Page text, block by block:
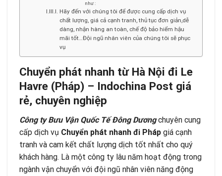
như :
Hãy đến với chúng tôi để được cung cấp dịch vụ
chất lượng, giá cả cạnh tranh, thủ tục đơn giản,dễ
dàng, nhận hàng an toàn, chế độ bảo hiểm hậu
mãi tốt…Đội ngũ nhân viên của chúng tôi sẽ phục
vụ
Chuyển phát nhanh từ Hà Nội đi Le
Havre (Pháp) – Indochina Post giá
rẻ, chuyên nghiệp
Công ty Bưu Vận Quốc Tế Đông Dươngchuyên cung
cấp dịch vụ Chuyển phát nhanh đi Pháp giá cạnh
tranh và cam kết chất lượng dịch tốt nhất cho quý
khách hàng. Là một công ty lâu năm hoạt động trong
ngành vận chuyển với đội ngũ nhân viên năng động